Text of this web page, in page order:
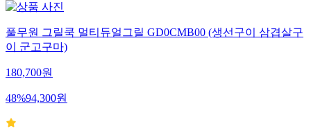
풀무원 그릴쿡 멀티듀얼그릴 GD0CMB00 (생선구이 삼겹살구
이 군고구마)
180,700원
48%94,300원